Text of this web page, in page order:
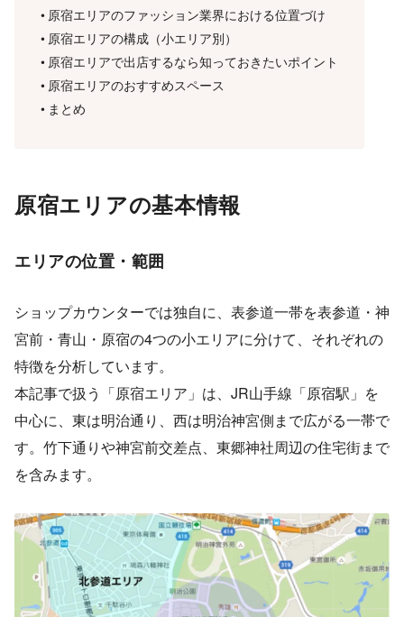
原宿エリアのファッション業界における位置づけ
原宿エリアの構成（小エリア別）
原宿エリアで出店するなら知っておきたいポイント
原宿エリアのおすすめスペース
まとめ
原宿エリアの基本情報
エリアの位置・範囲
ショップカウンターでは独自に、表参道一帯を表参道・神
宮前・青山・原宿の4つの小エリアに分けて、それぞれの
特徴を分析しています。
本記事で扱う「原宿エリア」は、JR山手線「原宿駅」を
中心に、東は明治通り、西は明治神宮側まで広がる一帯で
す。竹下通りや神宮前交差点、東郷神社周辺の住宅街まで
を含みます。